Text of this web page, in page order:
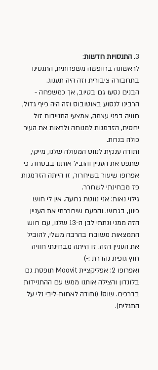
3. התנסויות חדשות:
לראשונה בחופשה משפחתית, התנסינו
בתחבורה ציבורית וזה היה תענוג.
הבנים נסעו גם בטיוב, אך כמשפחה -
הרבינו לנסוע באוטובוס וזה היה כייף גדול,
חוויה בפני עצמה, אמצעי התניידות זול
יחסית, הזדמנות למנוחה ולראות את העיר
כולה בנחת.
ותודה ענקית לנווט המעולה שלנו, מייקי,
שתפס את העניין והוביל אותנו בבטחה. כי
אפרופו שיעור בשיחרור, זו הייתה הזדמנות
פז מבחינתי לשחרר.
גילוי נאות: אני נווטת גרועה. אין לי חוש
כיוון, בגרוש. והפעם שיחררתי את העניין
הזה ממני ונתתי לבן ה-13 שלנו, עם חוש
התמצאות משובח בהרבה משלי, להוביל
את העניין הזה. זו הייתה מבחינתי חוויה
חוץ גופית נהדרת :-)
ואפרופו 2: אפליקציית Moovit תופסת גם
בלונדון והצילה אותנו ממש עם ההתניידות
בדרכים. שוס! (ותודה לאחות-ליבי נלי על
התגלית).